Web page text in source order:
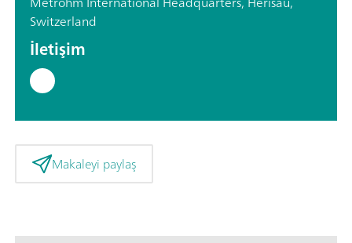
Switzerland
İletişim
Makaleyi paylaş